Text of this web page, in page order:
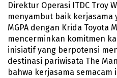
Direktur Operasi ITDC Troy
menyambut baik kerjasama
MGPA dengan Krida Toyota
mencerminkan komitmen
inisiatif yang berpotensi
destinasi pariwisata The
bahwa kerjasama